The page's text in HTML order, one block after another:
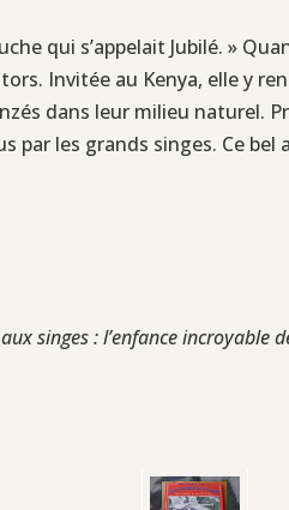
qui s’appelait Jubilé. »
Invitée au Kenya, elle y
dans leur milieu naturel.
par les grands singes. Ce
singes : l’enfance incroyable